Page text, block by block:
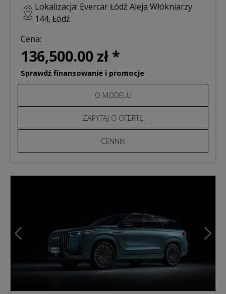
Lokalizacja: Evercar Łódź Aleja Włókniarzy
144, Łódź
Cena:
136,500.00 zł *
Sprawdź finansowanie i promocje
O MODELU
ZAPYTAJ O OFERTĘ
CENNIK
Poprzedni